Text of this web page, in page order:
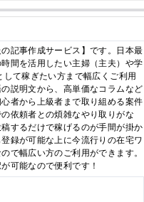
記事作成サービス】です。日本最
間を活用したい主婦（主夫）や学
て稼ぎたい方まで幅広くご利用
説明文から、高単価なコラムなど
者から上級者まで取り組める案件
依頼者との煩雑なやり取りがな
するだけで稼げるのが手間が掛か
録が可能な上に今流行りの在宅ワ
で幅広い方のご利用ができます。
可能なので便利です！